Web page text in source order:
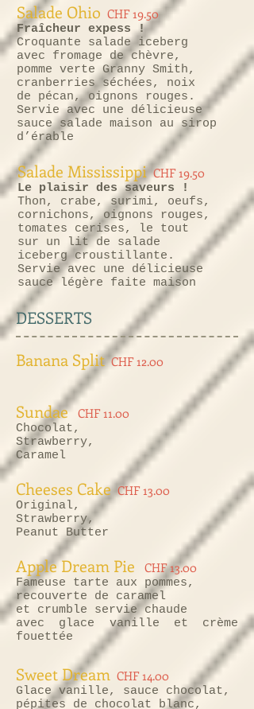
Salade Ohio CHF 19.50
Fraîcheur expess !
Croquante salade iceberg
avec fromage de chèvre,
pomme verte Granny Smith,
cranberries séchées, noix
de pécan, oignons rouges.
Servie avec une délicieuse
sauce salade maison au sirop
d’érable
Salade Mississippi CHF 19.50
Le plaisir des saveurs !
Thon, crabe, surimi, oeufs,
cornichons, oignons rouges,
tomates cerises, le tout
sur un lit de salade
iceberg croustillante.
Servie avec une délicieuse
sauce légère faite maison
DESSERTS
Banana Split CHF 12.00
Sundae CHF 11.00
Chocolat,
Strawberry,
Caramel
Cheeses Cake CHF 13.00
Original,
Strawberry,
Peanut Butter
Apple Dream Pie CHF 13.00
Fameuse tarte aux pommes,
recouverte de caramel
et crumble servie chaude
avec glace vanille et crème
fouettée
Sweet Dream CHF 14.00
Glace vanille, sauce chocolat,
pépites de chocolat blanc,